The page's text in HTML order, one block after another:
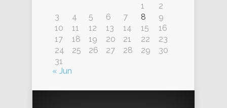
1
2
3
4 5 6 7 8
9
10
11 12 13 14 15
16
17
18 19 20 21 22
23
24
25 26 27 28 29
30
31
« Jun